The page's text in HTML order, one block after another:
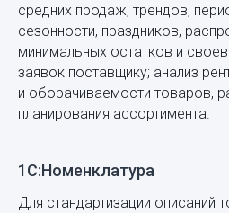
средних продаж, трендов,
сезонности, праздников,
минимальных остатков и
заявок поставщику; анализ
и оборачиваемости товаров,
планирования ассортимента.
1С:Номенклатура
Для стандартизации описаний